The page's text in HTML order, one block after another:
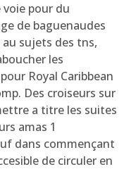
pour du
de baguenaudes
sujets des tns,
les
Royal Caribbean
Des croiseurs sur
a titre les suites
amas 1
dans commençant
de circuler en